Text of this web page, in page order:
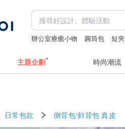
辦公室療癒小物 圓筒包 短夾
主題企劃 時尚潮流
日常包款 側背包/斜背包 真皮